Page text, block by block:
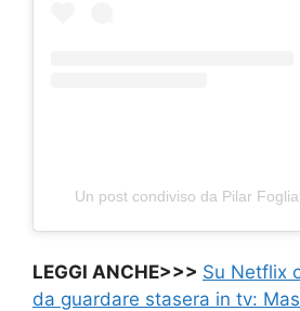
Un post condiviso da Pilar
LEGGI ANCHE>>> Su Netflix
da guardare stasera in tv: